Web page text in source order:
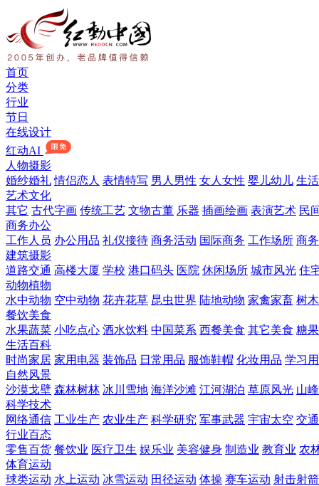
首页
分类
行业
节日
在线设计
红动AI
人物摄影
婚纱婚礼 情侣恋人 表情特写 男人男性 女人女性 婴儿幼儿 生
艺术文化
其它 古代字画 传统工艺 文物古董 乐器 插画绘画 表演艺术 民
商务办公
工作人员 办公用品 礼仪接待 商务活动 国际商务 工作场所 商
建筑摄影
道路交通 高楼大厦 学校 港口码头 医院 休闲场所 城市风光 住
动物植物
水中动物 空中动物 花卉花草 昆虫世界 陆地动物 家禽家畜 树
餐饮美食
水果蔬菜 小吃点心 酒水饮料 中国菜系 西餐美食 其它美食 糖
生活百科
时尚家居 家用电器 装饰品 日常用品 服饰鞋帽 化妆用品 学习
自然风景
沙漠戈壁 森林树林 冰川雪地 海洋沙滩 江河湖泊 草原风光 山
科学技术
网络通信 工业生产 农业生产 科学研究 军事武器 宇宙太空 交
行业百态
零售百货 餐饮业 医疗卫生 娱乐业 美容健身 制造业 教育业 农
体育运动
球类运动 水上运动 冰雪运动 田径运动 体操 赛车运动 射击射箭